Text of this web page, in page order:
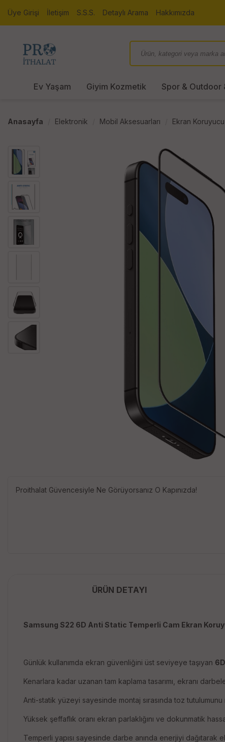
Üye Girişi İletişim S.S.S. Detaylı Arama Hakkımızda
Ev Yaşam Giyim Kozmetik Spor & Outdoor
Anasayfa Elektronik Mobil Aksesuarları Ekran Koruyucu
Proithalat Güvencesiyle Ne Görüyorsanız O Kapınızda!
ÜRÜN DETAYI
Samsung S22 6D Anti Static Temperli Cam Ekran
Günlük kullanımda ekran güvenliğini üst seviyeye taşıyan
Kenarlara kadar uzanan tam kaplama tasarımı, ekranı
Anti-statik yüzeyi sayesinde montaj sırasında toz
Yüksek şeffaflık oranı ekran parlaklığını ve dokunmatik
Temperli yapısı sayesinde darbe anında enerjiyi dağıtarak